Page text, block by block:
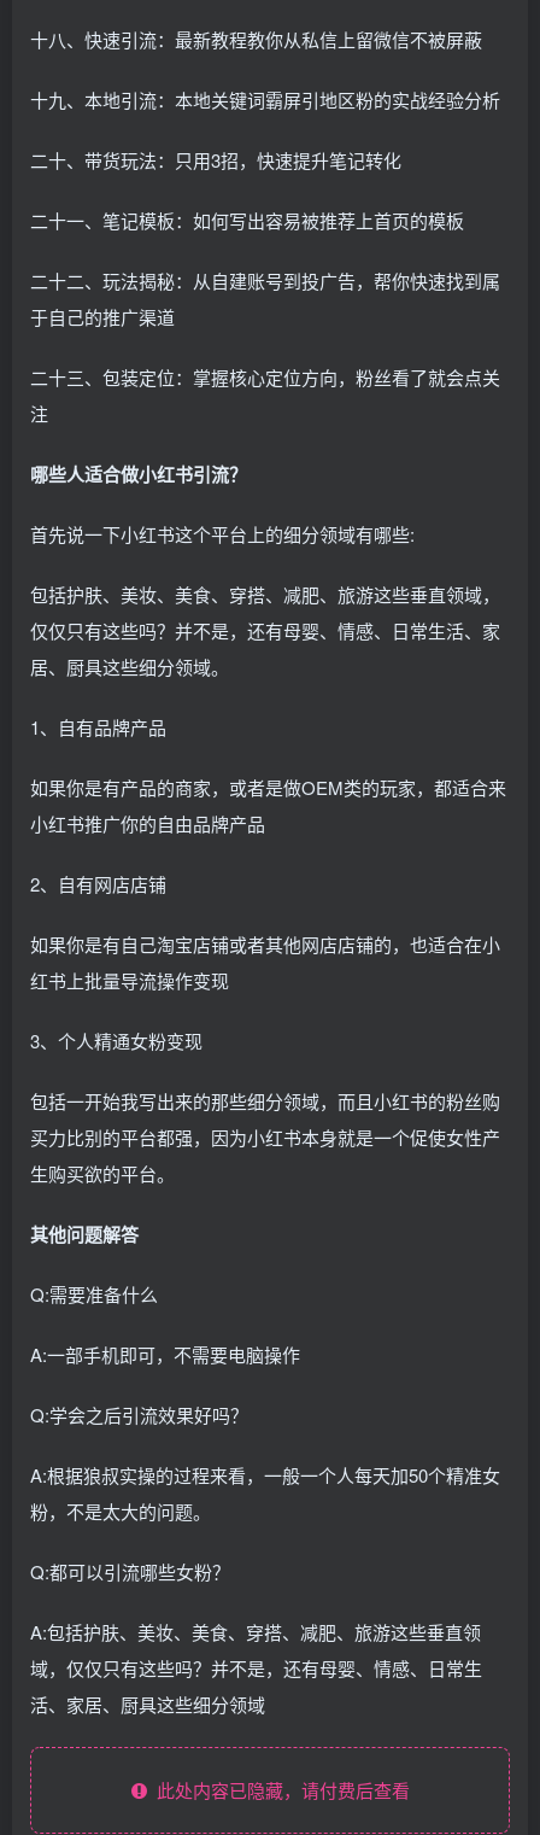
十八、快速引流：最新教程教你从私信上留微信不被屏蔽
十九、本地引流：本地关键词霸屏引地区粉的实战经验分析
二十、带货玩法：只用3招，快速提升笔记转化
二十一、笔记模板：如何写出容易被推荐上首页的模板
二十二、玩法揭秘：从自建账号到投广告，帮你快速找到属
于自己的推广渠道
二十三、包装定位：掌握核心定位方向，粉丝看了就会点关
注
哪些人适合做小红书引流？
首先说一下小红书这个平台上的细分领域有哪些:
包括护肤、美妆、美食、穿搭、减肥、旅游这些垂直领域，
仅仅只有这些吗？并不是，还有母婴、情感、日常生活、家
居、厨具这些细分领域。
1、自有品牌产品
如果你是有产品的商家，或者是做OEM类的玩家，都适合来
小红书推广你的自由品牌产品
2、自有网店店铺
如果你是有自己淘宝店铺或者其他网店店铺的，也适合在小
红书上批量导流操作变现
3、个人精通女粉变现
包括一开始我写出来的那些细分领域，而且小红书的粉丝购
买力比别的平台都强，因为小红书本身就是一个促使女性产
生购买欲的平台。
其他问题解答
Q:需要准备什么
A:一部手机即可，不需要电脑操作
Q:学会之后引流效果好吗？
A:根据狼叔实操的过程来看，一般一个人每天加50个精准女
粉，不是太大的问题。
Q:都可以引流哪些女粉？
A:包括护肤、美妆、美食、穿搭、减肥、旅游这些垂直领
域，仅仅只有这些吗？并不是，还有母婴、情感、日常生
活、家居、厨具这些细分领域
此处内容已隐藏，请付费后查看